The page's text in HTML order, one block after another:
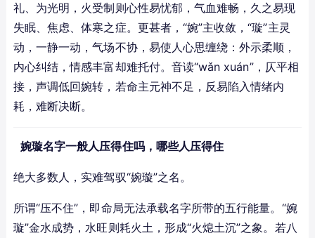
礼、为光明，火受制则心性易忧郁，气血难畅，久之易现
失眠、焦虑、体寒之症。更甚者，“婉”主收敛，“璇”主灵
动，一静一动，气场不协，易使人心思缠绕：外示柔顺，
内心纠结，情感丰富却难托付。音读“wǎn xuán”，仄平相
接，声调低回婉转，若命主元神不足，反易陷入情绪内
耗，难断决断。
婉璇名字一般人压得住吗，哪些人压得住
绝大多数人，实难驾驭“婉璇”之名。
所谓“压不住”，即命局无法承载名字所带的五行能量。“婉
璇”金水成势，水旺则耗火土，形成“火熄土沉”之象。若八